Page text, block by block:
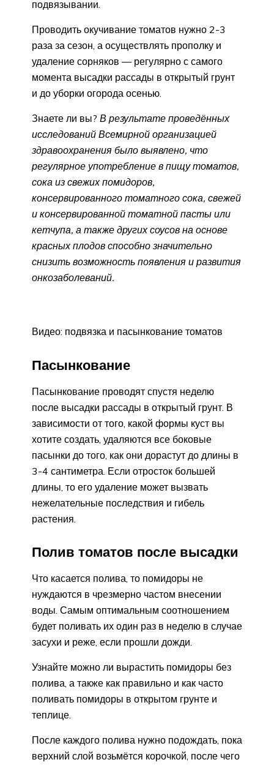
подвязывании.
Проводить окучивание томатов нужно 2-3
раза за сезон, а осуществлять прополку и
удаление сорняков — регулярно с самого
момента высадки рассады в открытый грунт
и до уборки огорода осенью.
Знаете ли вы? В результате проведённых
исследований Всемирной организацией
здравоохранения было выявлено, что
регулярное употребление в пищу томатов,
сока из свежих помидоров,
консервированного томатного сока, свежей
и консервированной томатной пасты или
кетчупа, а также других соусов на основе
красных плодов способно значительно
снизить возможность появления и развития
онкозаболеваний.
Видео: подвязка и пасынкование томатов
Пасынкование
Пасынкование проводят спустя неделю
после высадки рассады в открытый грунт. В
зависимости от того, какой формы куст вы
хотите создать, удаляются все боковые
пасынки до того, как они дорастут до длины в
3-4 сантиметра. Если отросток большей
длины, то его удаление может вызвать
нежелательные последствия и гибель
растения.
Полив томатов после высадки
Что касается полива, то помидоры не
нуждаются в чрезмерно частом внесении
воды. Самым оптимальным соотношением
будет поливать их один раз в неделю в случае
засухи и реже, если прошли дожди.
Узнайте можно ли вырастить помидоры без
полива, а также как правильно и как часто
поливать помидоры в открытом грунте и
теплице.
После каждого полива нужно подождать, пока
верхний слой возьмётся корочкой, после чего